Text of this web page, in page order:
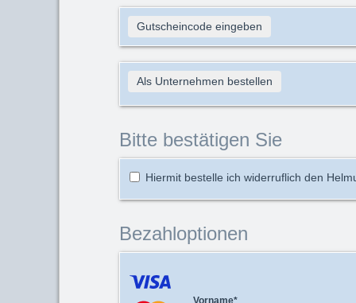
Gutscheincode eingeben
Als Unternehmen bestellen
Bitte bestätigen Sie
Hiermit bestelle ich widerruflich den
Bezahloptionen
Vorname*